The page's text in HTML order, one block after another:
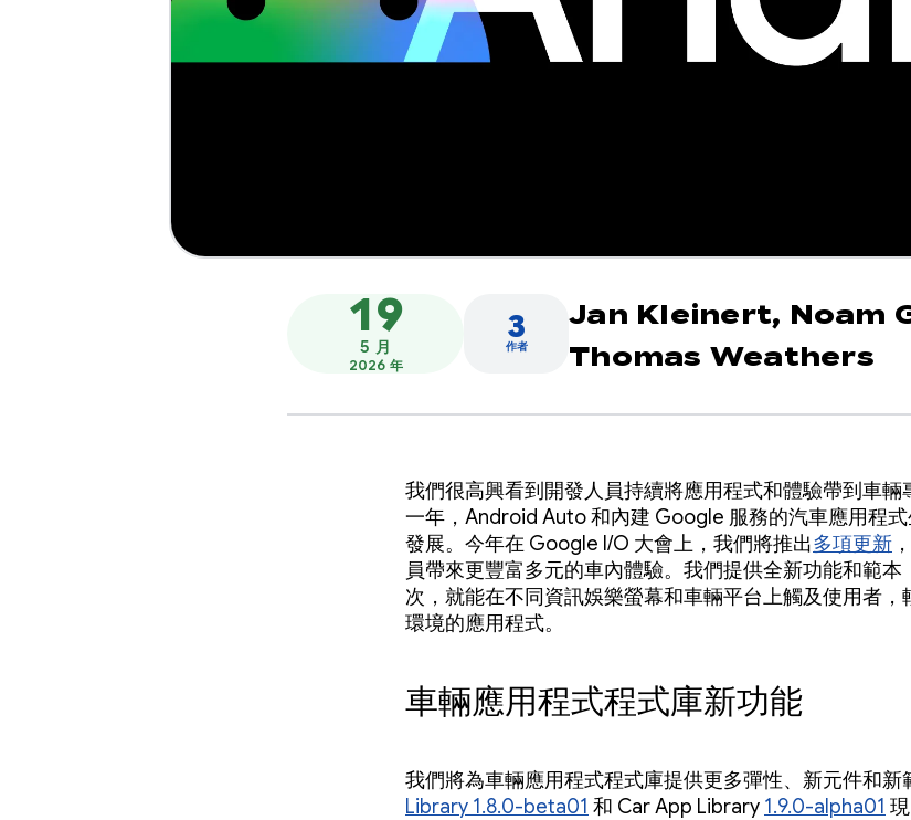
19
5 月
2026 年
3
作者
Jan Kleinert, Noam
Thomas Weathers
我們很高興看到開發人員持續將應用程式和體驗帶到車
一年，Android Auto 和內建 Google 服務的汽車應用程
發展。今年在 Google I/O 大會上，我們將推出多項更新
員帶來更豐富多元的車內體驗。我們提供全新功能和範本
次，就能在不同資訊娛樂螢幕和車輛平台上觸及使用者，
環境的應用程式。
車輛應用程式程式庫新功能
我們將為車輛應用程式程式庫提供更多彈性、新元件和新
Library 1.8.0-beta01 和 Car App Library 1.9.0-alpha01